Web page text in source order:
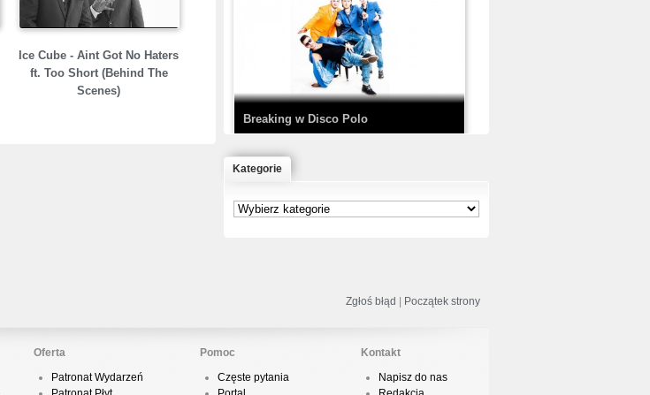
Ice Cube - Aint Got No Haters
ft. Too Short (Behind The
Scenes)
TEDE & SIR MICH - KICKDOWN /
DISCO NOIR
Prod. Chubeats, Scratch:…
KrisBo - Cienie
Breaking w Disco Polo
Kategorie
Zgłoś błąd | Początek strony
Oferta
Patronat Wydarzeń
Pomoc
Częste pytania
Kontakt
Napisz do nas